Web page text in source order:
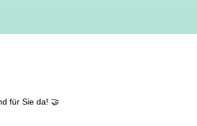
für Sie da! 🤝